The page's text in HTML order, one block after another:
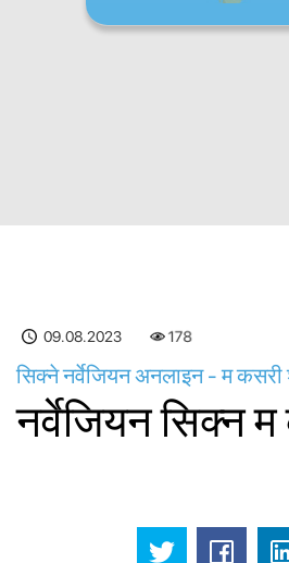
09.08.2023 178
सिक्ने नर्वेजियन अनलाइन - म कसरी
नर्वेजियन सिक्न